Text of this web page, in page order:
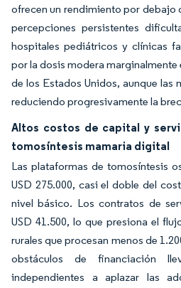
ofrecen un rendimiento por debajo
percepciones persistentes
hospitales pediátricos y clínicas
por la dosis modera
de los Estados Unidos, aunque las
reduciendo progresivamente la
Altos costos de capital y
tomosíntesis mamaria digital
Las plataformas de tomosíntesis
USD 275.000, casi el doble del
nivel básico. Los contratos de
USD 41.500, lo que presiona el
rurales que procesan menos de
obstáculos de financiación
independientes a aplazar las